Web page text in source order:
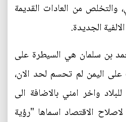
والتخلص من العادات القديمة
الجديدة.
بن سلمان هي السيطرة على
اليمن لم تحسم لحد الان،
واخر امني بالاضافة الى
الاقتصاد اسماها "رؤية